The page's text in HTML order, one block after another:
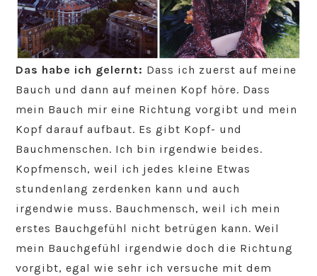
Das habe ich gelernt: Dass ich zuerst auf meine
Bauch und dann auf meinen Kopf höre. Dass
mein Bauch mir eine Richtung vorgibt und mein
Kopf darauf aufbaut. Es gibt Kopf- und
Bauchmenschen. Ich bin irgendwie beides.
Kopfmensch, weil ich jedes kleine Etwas
stundenlang zerdenken kann und auch
irgendwie muss. Bauchmensch, weil ich mein
erstes Bauchgefühl nicht betrügen kann. Weil
mein Bauchgefühl irgendwie doch die Richtung
vorgibt, egal wie sehr ich versuche mit dem